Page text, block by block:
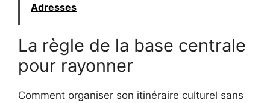
Adresses
La règle de la base centrale
pour rayonner
Comment organiser son itinéraire culturel sans